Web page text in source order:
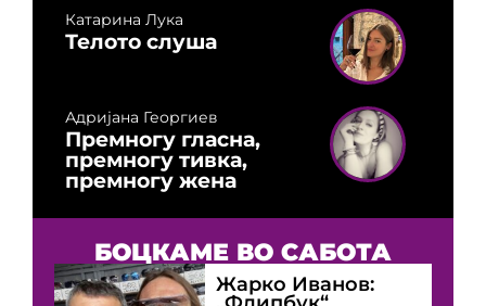
Катарина Лука
Телото слуша
Адријана Георгиев
Премногу гласна,
премногу тивка,
премногу жена
БОЦКАМЕ ВО САБОТА
Жарко Иванов: